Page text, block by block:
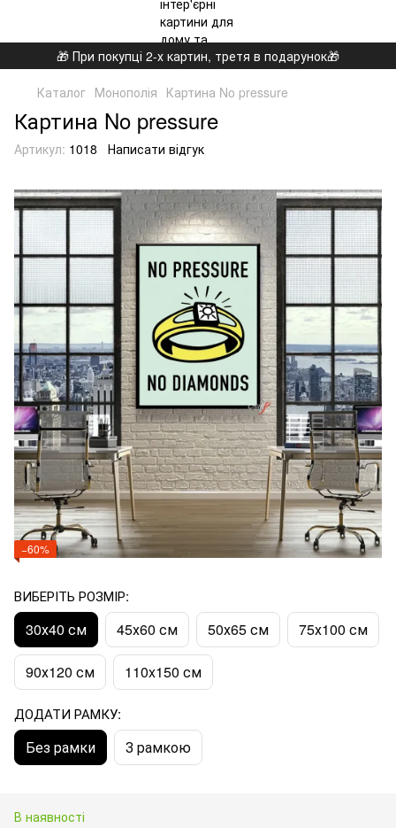
🎁 При покупці 2-х картин, третя в подарунок🎁
Каталог Монополія Картина No pressure
Картина No pressure
Артикул: 1018 Написати відгук
−60%
ВИБЕРІТЬ РОЗМІР:
30х40 см 45х60 см 50х65 см 75х100 см
90х120 см 110x150 см
ДОДАТИ РАМКУ:
Без рамки З рамкою
В наявності